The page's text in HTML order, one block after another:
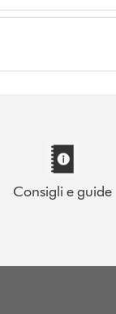
Consigli e guide